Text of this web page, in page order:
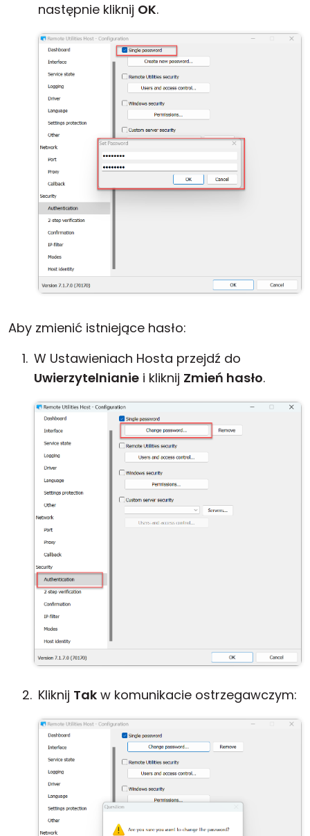
następnie kliknij OK.
Aby zmienić istniejące hasło:
W Ustawieniach Hosta przejdź do
Uwierzytelnianie i kliknij Zmień hasło.
Kliknij Tak w komunikacie ostrzegawczym: